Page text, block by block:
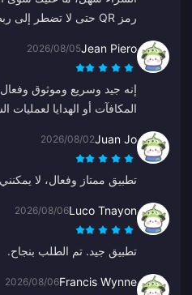
رمز QR حتى لا تضطر إلى ربط حسابك البنكي.
Jean Piero
2026/08/05
إنه جيد وسريع وموثوق
المكافآت أو الهدايا لعمليات
Juan Jo
2026/08/02
تطبيق ممتاز وفعال، لا
Luco Tnayon
2026/08/06
تطبيق جيد. تم الطلب بنجاح.
Francis Wynne
2026/08/06